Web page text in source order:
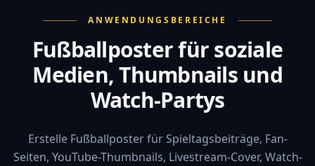
ANWENDUNGSBEREICHE
Fußballposter für soziale
Medien, Thumbnails und
Watch-Partys
Erstelle Fußballposter für Spieltagsbeiträge, Fan-
Seiten, YouTube-Thumbnails, Livestream-Cover, Watch-